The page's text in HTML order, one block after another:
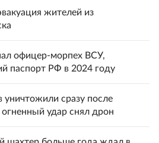
жителей из
офицер-морпех ВСУ,
паспорт РФ в 2024 году
уничтожили сразу после
удар снял дрон